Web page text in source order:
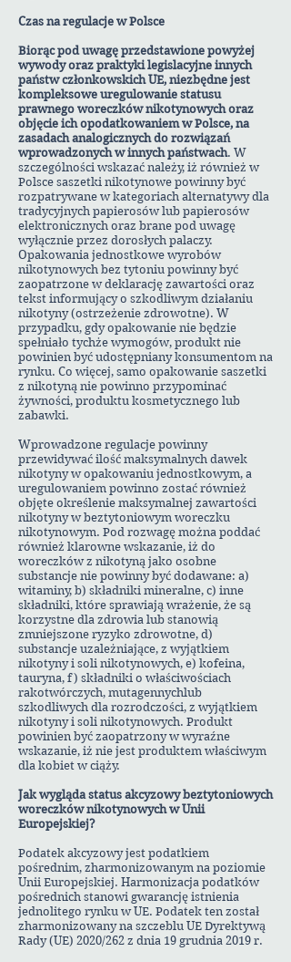
Czas na regulacje w Polsce
Biorąc pod uwagę przedstawione powyżej
wywody oraz praktyki legislacyjne innych
państw członkowskich UE, niezbędne jest
kompleksowe uregulowanie statusu
prawnego woreczków nikotynowych oraz
objęcie ich opodatkowaniem w Polsce, na
zasadach analogicznych do rozwiązań
wprowadzonych w innych państwach. W
szczególności wskazać należy, iż również w
Polsce saszetki nikotynowe powinny być
rozpatrywane w kategoriach alternatywy dla
tradycyjnych papierosów lub papierosów
elektronicznych oraz brane pod uwagę
wyłącznie przez dorosłych palaczy.
Opakowania jednostkowe wyrobów
nikotynowych bez tytoniu powinny być
zaopatrzone w deklarację zawartości oraz
tekst informujący o szkodliwym działaniu
nikotyny (ostrzeżenie zdrowotne). W
przypadku, gdy opakowanie nie będzie
spełniało tychże wymogów, produkt nie
powinien być udostępniany konsumentom na
rynku. Co więcej, samo opakowanie saszetki
z nikotyną nie powinno przypominać
żywności, produktu kosmetycznego lub
zabawki.
Wprowadzone regulacje powinny
przewidywać ilość maksymalnych dawek
nikotyny w opakowaniu jednostkowym, a
uregulowaniem powinno zostać również
objęte określenie maksymalnej zawartości
nikotyny w beztytoniowym woreczku
nikotynowym. Pod rozwagę można poddać
również klarowne wskazanie, iż do
woreczków z nikotyną jako osobne
substancje nie powinny być dodawane: a)
witaminy, b) składniki mineralne, c) inne
składniki, które sprawiają wrażenie, że są
korzystne dla zdrowia lub stanowią
zmniejszone ryzyko zdrowotne, d)
substancje uzależniające, z wyjątkiem
nikotyny i soli nikotynowych, e) kofeina,
tauryna, f) składniki o właściwościach
rakotwórczych, mutagennychlub
szkodliwych dla rozrodczości, z wyjątkiem
nikotyny i soli nikotynowych. Produkt
powinien być zaopatrzony w wyraźne
wskazanie, iż nie jest produktem właściwym
dla kobiet w ciąży.
Jak wygląda status akcyzowy beztytoniowych
woreczków nikotynowych w Unii
Europejskiej?
Podatek akcyzowy jest podatkiem
pośrednim, zharmonizowanym na poziomie
Unii Europejskiej. Harmonizacja podatków
pośrednich stanowi gwarancję istnienia
jednolitego rynku w UE. Podatek ten został
zharmonizowany na szczeblu UE Dyrektywą
Rady (UE) 2020/262 z dnia 19 grudnia 2019 r.